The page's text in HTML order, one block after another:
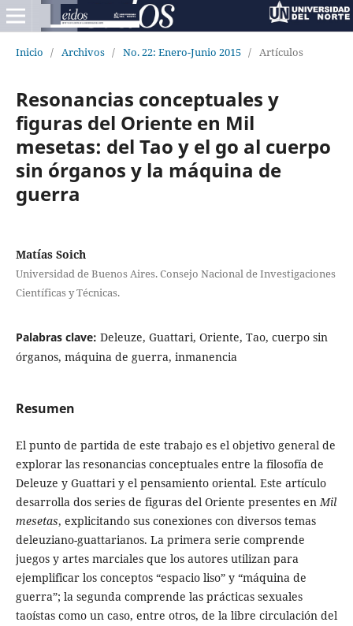
Inicio / Archivos / No. 22: Enero-Junio 2015 / Artículos
Resonancias conceptuales y
figuras del Oriente en Mil
mesetas: del Tao y el go al cuerpo
sin órganos y la máquina de
guerra
Matías Soich
Universidad de Buenos Aires. Consejo Nacional de Investigaciones
Científicas y Técnicas.
Palabras clave: Deleuze, Guattari, Oriente, Tao, cuerpo sin
órganos, máquina de guerra, inmanencia
Resumen
El punto de partida de este trabajo es el objetivo general de
explorar las resonancias conceptuales entre la filosofía de
Deleuze y Guattari y el pensamiento oriental. Este artículo
desarrolla dos series de figuras del Oriente presentes enMil
mesetas, explicitando sus conexiones con diversos temas
deleuziano-guattarianos. La primera serie comprende
juegos y artes marciales que los autores utilizan para
ejemplificar los conceptos “espacio liso” y “máquina de
guerra”; la segunda comprende las prácticas sexuales
taoístas como un caso, entre otros, de la libre circulación del